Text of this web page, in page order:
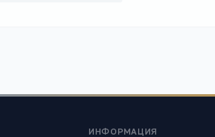
ИНФОРМАЦИЯ